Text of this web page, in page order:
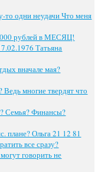
одни неудачи Что меня
000 рублей в МЕСЯЦ!
Татьяна
вначале мая?
Ведь многие твердят что
Семья? Финансы?
плане? Ольга 21 12 81
все сразу?
говорить не